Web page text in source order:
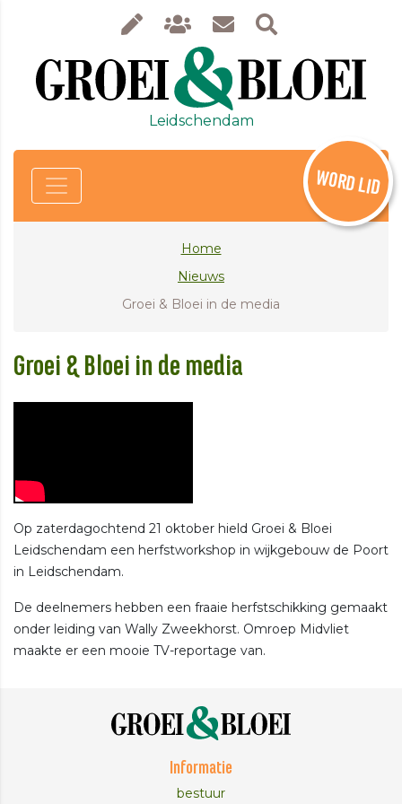
Leidschendam
WORD LID
Home
Nieuws
Groei & Bloei in de media
Groei & Bloei in de media
Op zaterdagochtend 21 oktober hield Groei & Bloei
Leidschendam een herfstworkshop in wijkgebouw de Poort
in Leidschendam.
De deelnemers hebben een fraaie herfstschikking gemaakt
onder leiding van Wally Zweekhorst. Omroep Midvliet
maakte er een mooie TV-reportage van.
Informatie
bestuur